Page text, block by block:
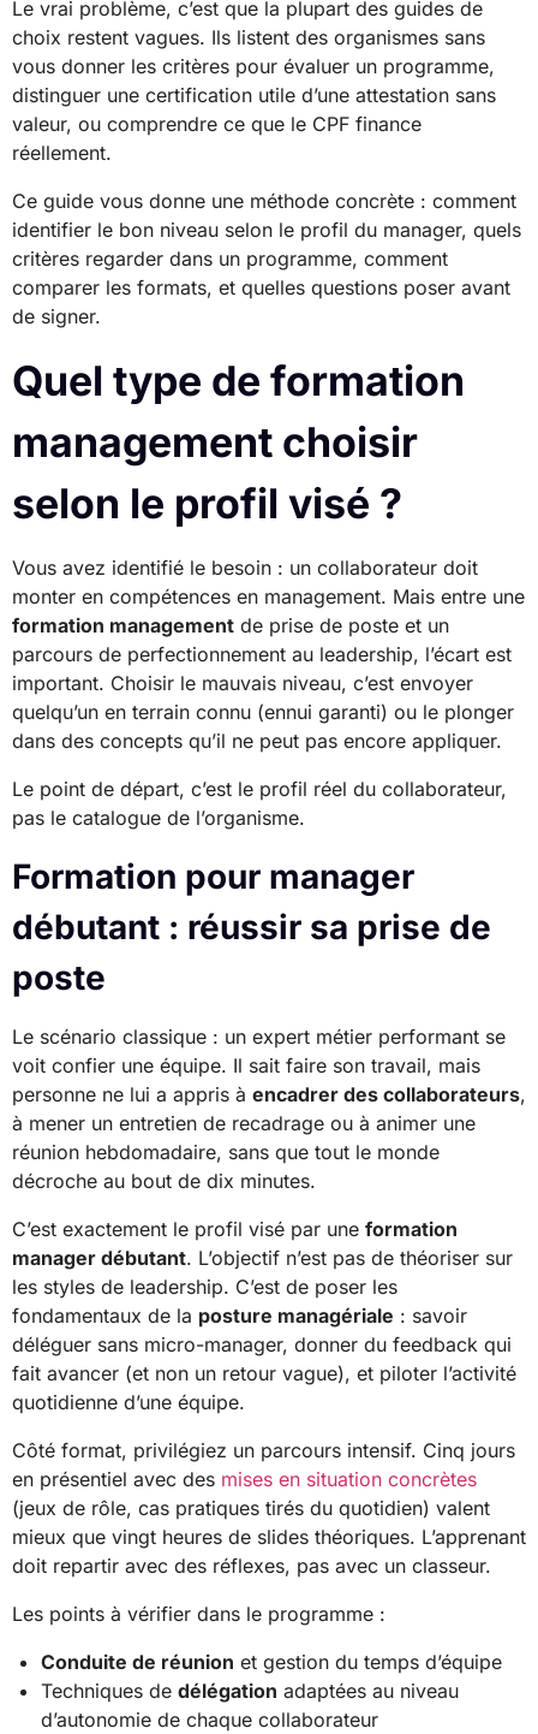
Le vrai problème, c’est que la plupart des guides de
choix restent vagues. Ils listent des organismes sans
vous donner les critères pour évaluer un programme,
distinguer une certification utile d’une attestation sans
valeur, ou comprendre ce que le CPF finance
réellement.
Ce guide vous donne une méthode concrète : comment
identifier le bon niveau selon le profil du manager, quels
critères regarder dans un programme, comment
comparer les formats, et quelles questions poser avant
de signer.
Quel type de formation
management choisir
selon le profil visé ?
Vous avez identifié le besoin : un collaborateur doit
monter en compétences en management. Mais entre une
formation management de prise de poste et un
parcours de perfectionnement au leadership, l’écart est
important. Choisir le mauvais niveau, c’est envoyer
quelqu’un en terrain connu (ennui garanti) ou le plonger
dans des concepts qu’il ne peut pas encore appliquer.
Le point de départ, c’est le profil réel du collaborateur,
pas le catalogue de l’organisme.
Formation pour manager
débutant : réussir sa prise de
poste
Le scénario classique : un expert métier performant se
voit confier une équipe. Il sait faire son travail, mais
personne ne lui a appris à encadrer des collaborateurs,
à mener un entretien de recadrage ou à animer une
réunion hebdomadaire, sans que tout le monde
décroche au bout de dix minutes.
C’est exactement le profil visé par une formation
manager débutant. L’objectif n’est pas de théoriser sur
les styles de leadership. C’est de poser les
fondamentaux de la posture managériale : savoir
déléguer sans micro-manager, donner du feedback qui
fait avancer (et non un retour vague), et piloter l’activité
quotidienne d’une équipe.
Côté format, privilégiez un parcours intensif. Cinq jours
en présentiel avec des mises en situation concrètes
(jeux de rôle, cas pratiques tirés du quotidien) valent
mieux que vingt heures de slides théoriques. L’apprenant
doit repartir avec des réflexes, pas avec un classeur.
Les points à vérifier dans le programme :
Conduite de réunion et gestion du temps d’équipe
Techniques de délégation adaptées au niveau
d’autonomie de chaque collaborateur